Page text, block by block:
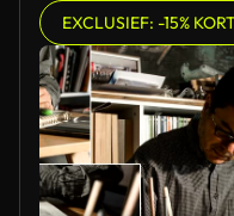
EXCLUSIEF: -15%